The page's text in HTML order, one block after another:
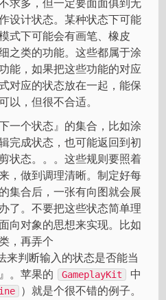
设计状态。某种状态下可能
式下可能会有画笔、橡皮
之类的功能。这些都属于涂
能，如果把这些功能的对应
对应的状态放在一起，能保
以，但很不合适。
一个状态』的集合，比如涂
完成状态，也可能返回到初
状态。。。这些规则要照着
，做到调理清晰。制定好每
集合后，一张有向图就会展
了。不要把这些状态简单理
向对象的思想来实现。比如
，再弄个
来判断输入的状态是否能当
。苹果的
GameplayKit
中
）就是个很不错的例子。